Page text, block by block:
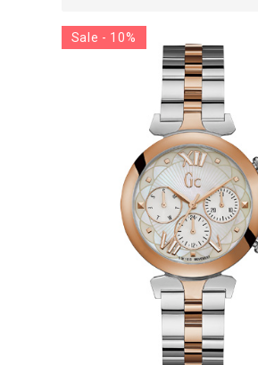
Sale - 10%